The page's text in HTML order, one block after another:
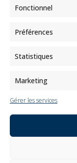
Fonctionnel
Préférences
Statistiques
Marketing
Gérer les services
Customer Information
Information for
Register Information
Newsletter Information